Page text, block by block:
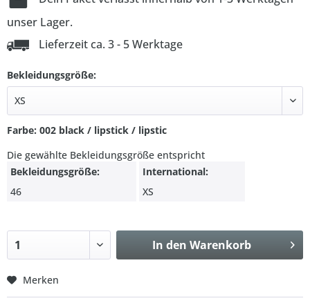
unser Lager.
Lieferzeit ca. 3 - 5 Werktage
Bekleidungsgröße:
Farbe: 002 black / lipstick / lipstic
Die gewählte Bekleidungsgröße entspricht
Bekleidungsgröße:
46
International:
XS
In den Warenkorb
Merken